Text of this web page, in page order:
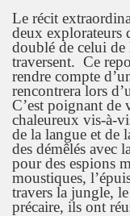
Le récit
deux explorateurs
doublé de celui de
traversent. Ce
rendre compte
rencontrera lors
C’est poignant de
chaleureux vis-à-
de la langue et de
des démêlés avec
pour des espions
moustiques,
travers la jungle,
précaire, ils ont